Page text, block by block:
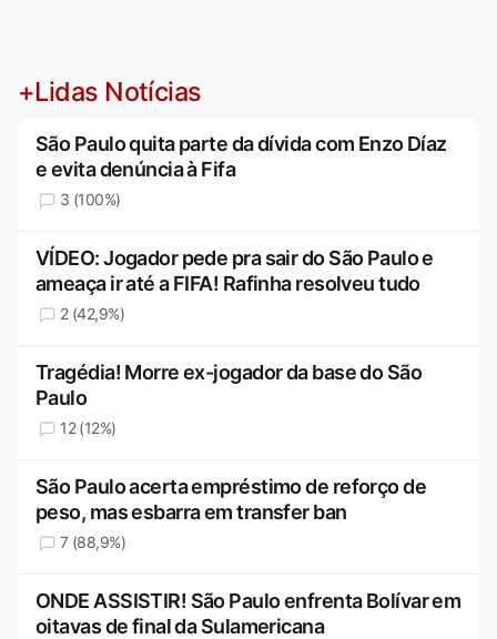
+Lidas Notícias
São Paulo quita parte da dívida com Enzo Díaz
e evita denúncia à Fifa
3 (100%)
VÍDEO: Jogador pede pra sair do São Paulo e
ameaça ir até a FIFA! Rafinha resolveu tudo
2 (42,9%)
Tragédia! Morre ex-jogador da base do São
Paulo
12 (12%)
São Paulo acerta empréstimo de reforço de
peso, mas esbarra em transfer ban
7 (88,9%)
ONDE ASSISTIR! São Paulo enfrenta Bolívar em
oitavas de final da Sulamericana